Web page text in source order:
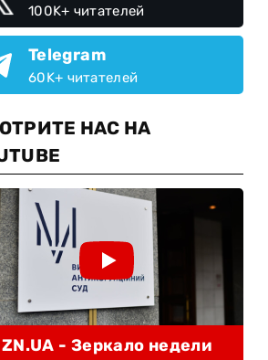
100K+ читателей
Telegram
60K+ читателей
НАС НА
ZN.UA - Зеркало недели